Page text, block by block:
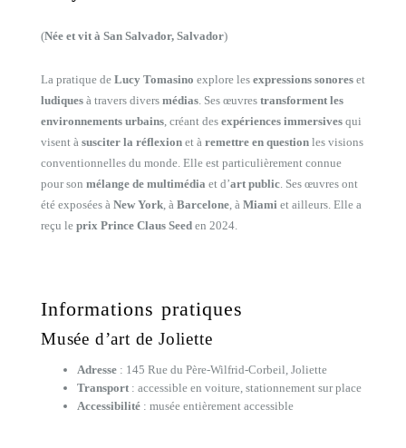
(Née et vit à San Salvador, Salvador)
La pratique de Lucy Tomasino explore les expressions sonores et
ludiques à travers divers médias . Ses œuvres transforment les
environnements urbains , créant des expériences immersives qui
visent à susciter la réflexion et à remettre en question les visions
conventionnelles du monde. Elle est particulièrement connue
pour son mélange de multimédia et d’art public . Ses œuvres ont
été exposées à New York , à Barcelone , à Miami et ailleurs. Elle a
reçu le prix Prince Claus Seed en 2024.
Informations pratiques
Musée d’art de Joliette
Adresse : 145 Rue du Père-Wilfrid-Corbeil, Joliette
Transport : accessible en voiture, stationnement sur place
Accessibilité : musée entièrement accessible